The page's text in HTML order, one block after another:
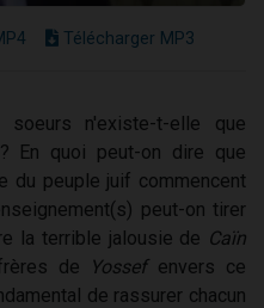
Télécharger MP3
n'existe-t-elle que
En quoi peut-on dire que
du peuple juif commencent
peut-on tirer
la terrible jalousie de Caïn
de Yossefenvers ce
de rassurer chacun